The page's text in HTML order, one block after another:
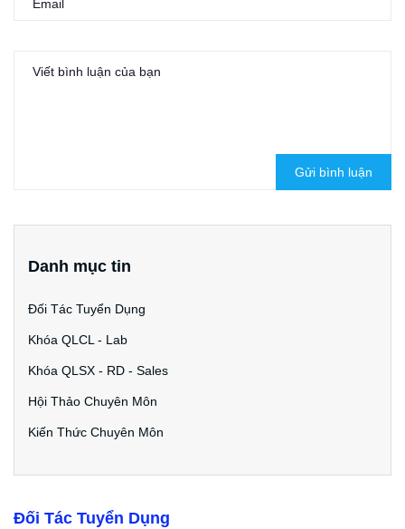
Gửi bình luận
Danh mục tin
Đối Tác Tuyển Dụng
Khóa QLCL - Lab
Khóa QLSX - RD - Sales
Hội Thảo Chuyên Môn
Kiến Thức Chuyên Môn
Đối Tác Tuyển Dụng